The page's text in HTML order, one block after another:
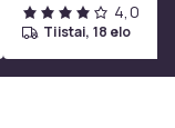
4,0
tiistai, 18 elo